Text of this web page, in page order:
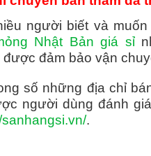
người biết và
Nhật Bản giá sỉ
được đảm bảo vận
số những địa chỉ
người dùng đánh
sanhangsi.vn/.